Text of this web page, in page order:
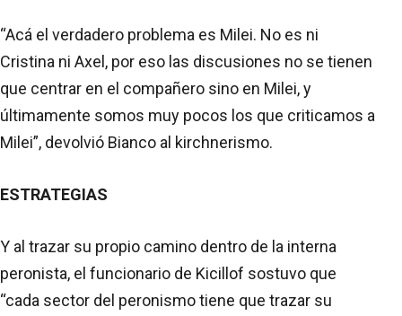
“Acá el verdadero problema es Milei. No es ni
Cristina ni Axel, por eso las discusiones no se tienen
que centrar en el compañero sino en Milei, y
últimamente somos muy pocos los que criticamos a
Milei”, devolvió Bianco al kirchnerismo.
ESTRATEGIAS
Y al trazar su propio camino dentro de la interna
peronista, el funcionario de Kicillof sostuvo que
“cada sector del peronismo tiene que trazar su